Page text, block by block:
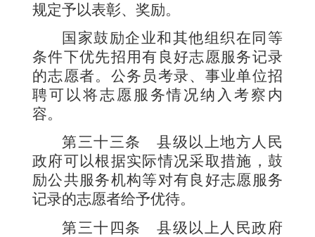
规定予以表彰、奖励。
国家鼓励企业和其他组织在同等
条件下优先招用有良好志愿服务记录
的志愿者。公务员考录、事业单位招
聘可以将志愿服务情况纳入考察内
容。
第三十三条
县级以上地方人民
政府可以根据实际情况采取措施，鼓
励公共服务机构等对有良好志愿服务
记录的志愿者给予优待。
第三十四条
县级以上人民政府